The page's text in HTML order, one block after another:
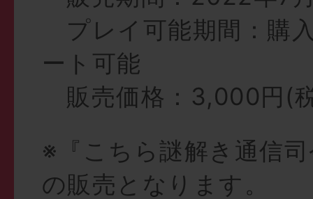
プレイ可能期間：購
ート可能
販売価格：3,000円(
※『こちら謎解き通信
の販売となります。